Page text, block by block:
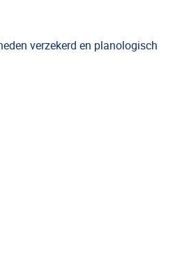
verzekerd en planologisch